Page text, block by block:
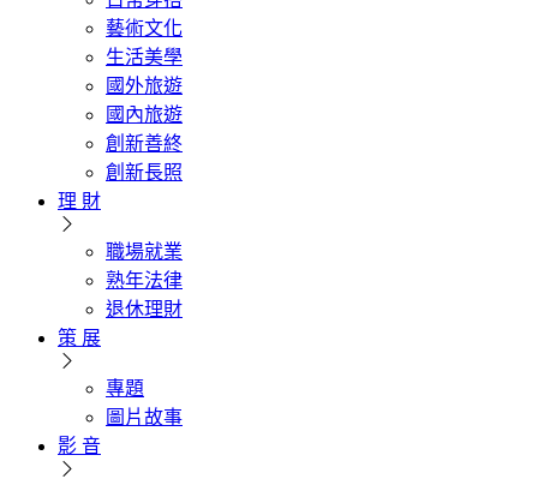
藝術文化
生活美學
國外旅遊
國內旅遊
創新善終
創新長照
理 財
職場就業
熟年法律
退休理財
策 展
專題
圖片故事
影 音